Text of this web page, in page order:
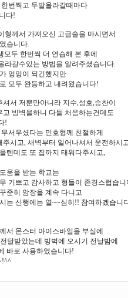
번찍고 두발올라갈때마다
다!
형께서 가져오신 고급술을 마시면서
습니다.
두 한번씩 더 연습해 본 후에
라갈수있는 방법을 알려주셨습니다.
엉망이 되긴했지만
모두 완등하고 내려왔습니다!
서 저뿐만아니라 지수,성호,승찬이
빙벽을하니 다들 처음하는건데도
!
서우셨다는 민호형께 친절하게
시고, 새벽부터 일어나셔서 운전하시
텐데도 또 집까지 태워다주시고,
움을 받는 학교는
기쁘고 감사하고 형들이 존경스럽습니
준히 암장을 계속 다니고
는 산행에는 열~~심히!! 참여하겠습니
서 몬스터 아이스바일을 부실에
달받았는데 빙벽에 오시기 전날밤에
바로 사용하였습니다!